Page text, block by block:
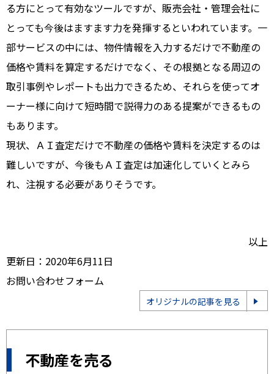
る方にとって有効なツールですが、販売会社・管理会社に
とっても今後はますます力を発揮するといわれています。一
部サービスの中には、物件情報を入力するだけで不動産の
価格や賃料を算定するだけでなく、その根拠となる周辺の
取引事例やレポートも出力できるため、それらを使ってオ
ーナー様に向けて短時間で説得力のある提案ができるもの
もあります。
現状、ＡＩ査定だけで不動産の価格や賃料を決定するのは
難しいですが、今後もＡＩ査定は加速化していくとみら
れ、注視する必要がありそうです。
以上
更新日：2020年6月11日
お問い合わせフォーム
オリジナルの記事を見る
不動産を売る